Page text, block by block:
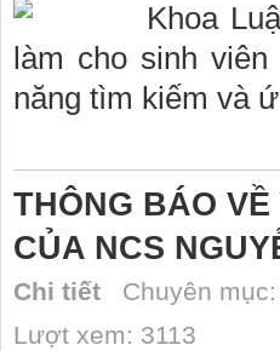
Khoa
làm cho sinh
năng tìm kiếm và
THÔNG BÁO
CỦA NCS
Chi tiết Chuyên mục:
Lượt xem: 3113